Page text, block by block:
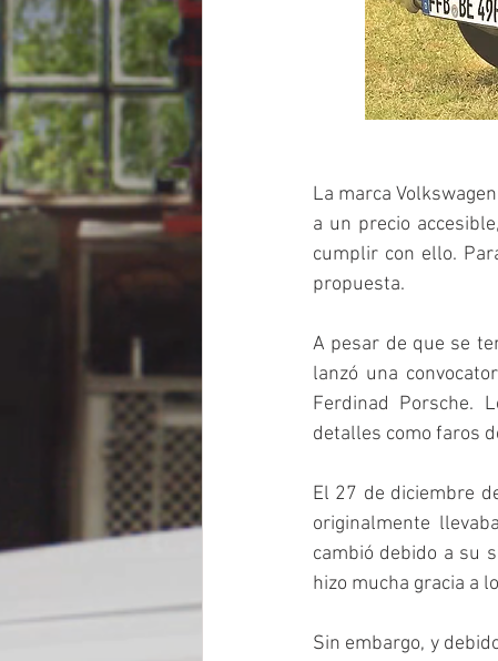
La marca
a un precio
cumplir con ello.
propuesta.
A pesar de que se
lanzó una
Ferdinad Porsche.
detalles como faros
El 27 de diciembre
originalmente
cambió debido a su
hizo mucha gracia a
Sin embargo, y